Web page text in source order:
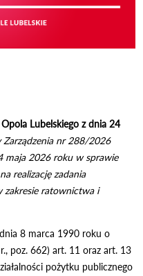
Lubelskiegoz dnia 24
nr 288/2026
maja 2026 roku w sprawie
realizację zadania
zakresie ratownictwa i
8 marca 1990 roku o
poz. 662) art. 11 oraz art. 13
pożytku publicznego